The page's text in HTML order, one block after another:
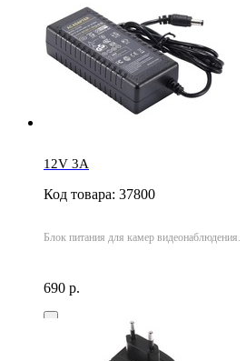
12V 3A
Код товара: 37800
Блок питания для камер видеонаблюдения.
690 р.